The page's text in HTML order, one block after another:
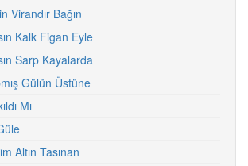
Virandır Bağın
Kalk Figan Eyle
Sarp Kayalarda
Gülün Üstüne
Mı
Altın Tasınan